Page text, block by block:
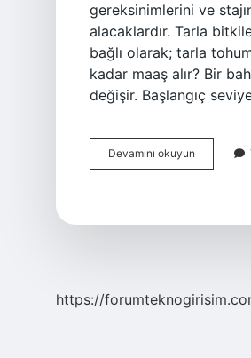
gereksinimlerini ve
alacaklardır. Tarla
bağlı olarak; tarla
kadar maaş alır? Bir
değişir. Başlangıç
Devamını okuyun
Bitkileri
https://